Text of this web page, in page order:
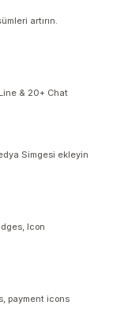
artırın.
& 20+ Chat
Simgesi ekleyin
Icon
payment icons